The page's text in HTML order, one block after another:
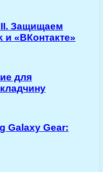
Защищаем
и «ВКонтакте»
для
Galaxy Gear: